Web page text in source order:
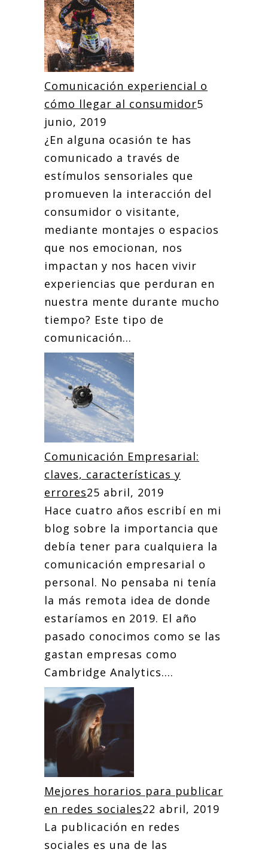
Comunicación experiencial o
cómo llegar al consumidor5
junio, 2019
¿En alguna ocasión te has
comunicado a través de
estímulos sensoriales que
promueven la interacción del
consumidor o visitante,
mediante montajes o espacios
que nos emocionan, nos
impactan y nos hacen vivir
experiencias que perduran en
nuestra mente durante mucho
tiempo? Este tipo de
comunicación...
Comunicación Empresarial:
claves, características y
errores25 abril, 2019
Hace cuatro años escribí en mi
blog sobre la importancia que
debía tener para cualquiera la
comunicación empresarial o
personal. No pensaba ni tenía
la más remota idea de donde
estaríamos en 2019. El año
pasado conocimos como se las
gastan empresas como
Cambridge Analytics....
Mejores horarios para publicar
en redes sociales22 abril, 2019
La publicación en redes
sociales es una de las